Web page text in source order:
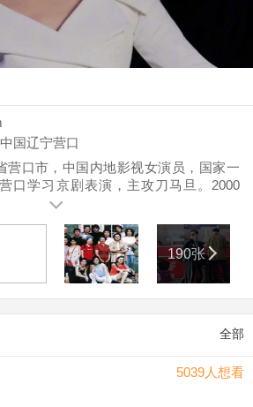
国辽宁营口
营口市，中国内地影视女演员，国家一
口学习京剧表演，主攻刀马旦。2000
的表演获得第38届台湾电影金马奖最佳
最佳女主角。2011年凭借《钢的琴》获
奖最佳女主角； 同年，凭借电影《到阜
台湾电影金马奖最佳原著剧本奖。2012
中英电影大使以及英国旅游形象大使身
剧《你迟到的许多年》。同年，受邀担
奖评委。2018年，担任第21届上海国际
竞赛单元评委。2019年，主演卫国战争
11月，担任第41届开罗国际电影节评
190张
全部
5039人想看